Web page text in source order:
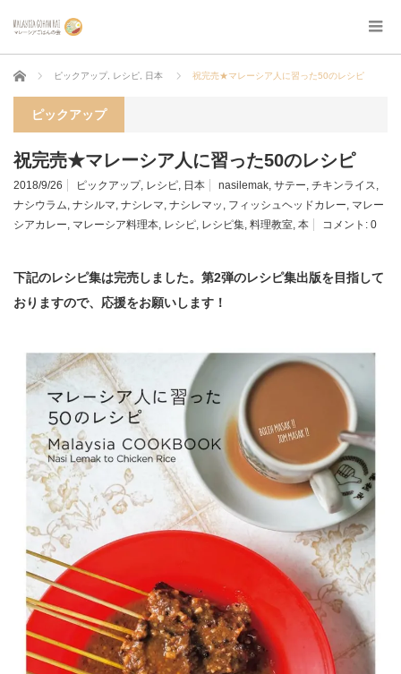
ホーム ピックアップ, レシピ 日本 祝完売★マレーシア人に習った50のレシピ
ピックアップ
祝完売★マレーシア人に習った50のレシピ
2018/9/26 ピックアップ, レシピ, 日本 nasilemak, サテー, チキンライス,
ナシウラム, ナシルマ, ナシレマ, ナシレマッ , フィッシュヘッドカレー, マレー
シアカレー, マレーシア料理本, レシピ, レシピ集, 料理教室, 本 コメント: 0
下記のレシピ集は完売しました。第2弾のレシピ集出版を目指して
おりますので、応援をお願いします！